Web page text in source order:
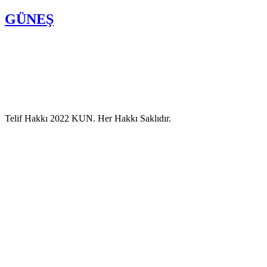
GÜNEŞ
Telif Hakkı 2022 KUN. Her Hakkı Saklıdır.